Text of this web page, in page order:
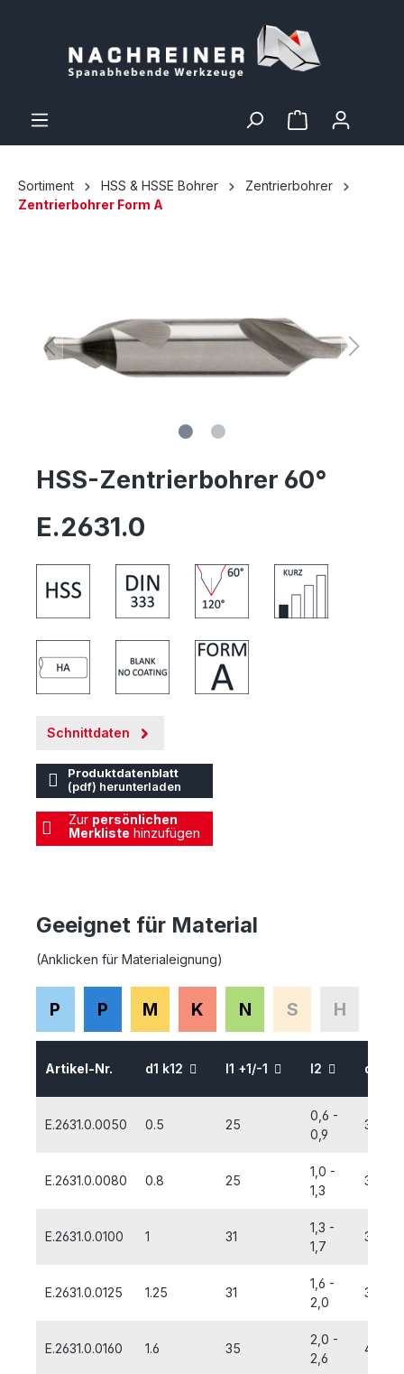
Sortiment HSS & HSSE Bohrer
Zentrierbohrer
Zentrierbohrer Form A
HSS-Zentrierbohrer 60°
E.2631.0
Schnittdaten
Produktdatenblatt
(pdf) herunterladen
Zur persönlichen
Merkliste hinzufügen
Geeignet für Material
(Anklicken für Materialeignung)
P P M K N S H
Artikel-Nr. d1 k12 l1 +1/-1 l2 d2 H7
E.2631.0.0050 0.5 25
0,6 -
0,9
3,15
E.2631.0.0080 0.8 25
1,0 -
1,3
3,15
E.2631.0.0100 1 31
1,3 -
1,7
3,15
E.2631.0.0125 1.25 31
1,6 -
2,0
3,15
E.2631.0.0160 1.6 35
2,0 -
2,6
4,0